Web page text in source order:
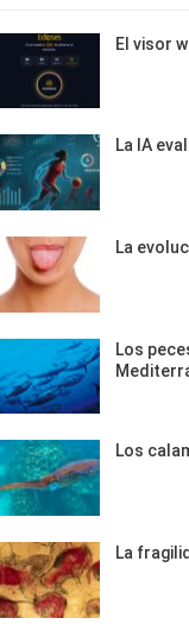
El visor
La IA
La
Los
Los
La